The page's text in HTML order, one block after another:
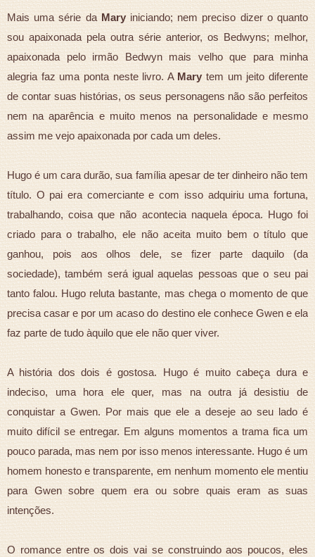
Mais uma série da Maryiniciando; nem preciso dizer o quanto
sou apaixonada pela outra série anterior, os Bedwyns; melhor,
apaixonada pelo irmão Bedwyn mais velho que para minha
alegria faz uma ponta neste livro. A Marytem um jeito diferente
de contar suas histórias, os seus personagens não são perfeitos
nem na aparência e muito menos na personalidade e mesmo
assim me vejo apaixonada por cada um deles.
Hugo é um cara durão, sua família apesar de ter dinheiro não tem
título. O pai era comerciante e com isso adquiriu uma fortuna,
trabalhando, coisa que não acontecia naquela época. Hugo foi
criado para o trabalho, ele não aceita muito bem o título que
ganhou, pois aos olhos dele, se fizer parte daquilo (da
sociedade), também será igual aquelas pessoas que o seu pai
tanto falou. Hugo reluta bastante, mas chega o momento de que
precisa casar e por um acaso do destino ele conhece Gwen e ela
faz parte de tudo àquilo que ele não quer viver.
A história dos dois é gostosa. Hugo é muito cabeça dura e
indeciso, uma hora ele quer, mas na outra já desistiu de
conquistar a Gwen. Por mais que ele a deseje ao seu lado é
muito difícil se entregar. Em alguns momentos a trama fica um
pouco parada, mas nem por isso menos interessante. Hugo é um
homem honesto e transparente, em nenhum momento ele mentiu
para Gwen sobre quem era ou sobre quais eram as suas
intenções.
O romance entre os dois vai se construindo aos poucos, eles